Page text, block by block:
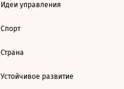
Идеи управления
Спорт
Страна
Устойчивое развитие